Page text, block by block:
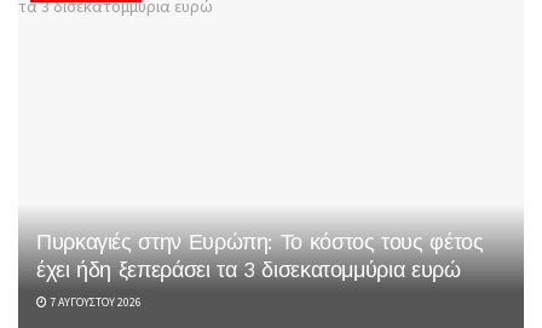
Πυρκαγιές στην Ευρώπη: Το κόστος τους φέτος
έχει ήδη ξεπεράσει τα 3 δισεκατομμύρια ευρώ
7 ΑΥΓΟΎΣΤΟΥ 2026